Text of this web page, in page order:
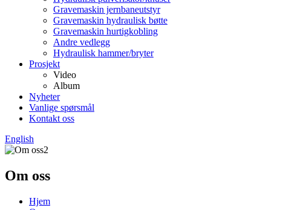
Gravemaskin jernbaneutstyr
Gravemaskin hydraulisk bøtte
Gravemaskin hurtigkobling
Andre vedlegg
Hydraulisk hammer/bryter
Prosjekt
Video
Album
Nyheter
Vanlige spørsmål
Kontakt oss
English
Om oss
Hjem